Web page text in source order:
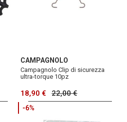
CAMPAGNOLO
Campagnolo Clip di sicurezza
ultra-torque 10pz
18,90 € 22,00 €
-6%